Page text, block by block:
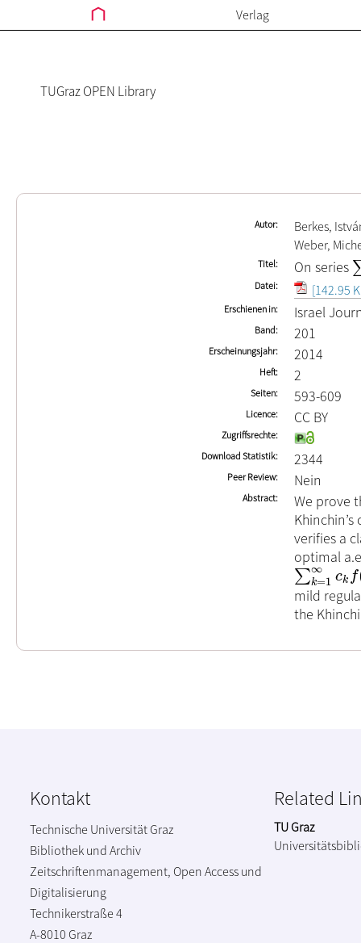
Verlag
TUGraz OPEN Library
Autor
Berkes,
Weber,
Titel On series ∑
Datei [142.95
Erschienen in Israel
Band 201
Erscheinungsjahr 2014
Heft 2
Seiten 593-609
Licence CC BY
Zugriffsrechte
Download Statistik
2344
Peer Review Nein
Abstract
We prove
verifies a
optimal
∑∞
k=1 ck f
∑k =1∞c kf(k x)
mild
the
Kontakt
Technische Universität Graz
Bibliothek und Archiv
Zeitschriftenmanagement, Open Access und
Digitalisierung
Technikerstraße 4
A-8010 Graz
Related
TU Graz